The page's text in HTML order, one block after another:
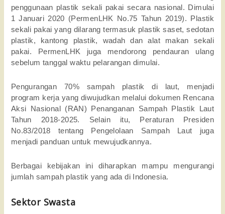
penggunaan plastik sekali pakai secara nasional. Dimulai
1 Januari 2020 (PermenLHK No.75 Tahun 2019). Plastik
sekali pakai yang dilarang termasuk plastik saset, sedotan
plastik, kantong plastik, wadah dan alat makan sekali
pakai. PermenLHK juga mendorong pendauran ulang
sebelum tanggal waktu pelarangan dimulai.
Pengurangan 70% sampah plastik di laut, menjadi
program kerja yang diwujudkan melalui dokumen Rencana
Aksi Nasional (RAN) Penanganan Sampah Plastik Laut
Tahun 2018-2025. Selain itu, Peraturan Presiden
No.83/2018 tentang Pengelolaan Sampah Laut juga
menjadi panduan untuk mewujudkannya.
Berbagai kebijakan ini diharapkan mampu mengurangi
jumlah sampah plastik yang ada di Indonesia.
Sektor Swasta